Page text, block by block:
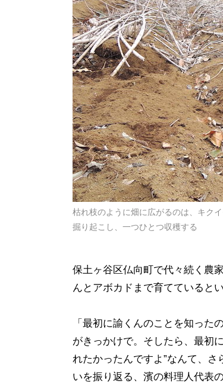
枯れ枝のように畑に広がるのは、キク
掘り起こし、一つひとつ収穫する
保土ヶ谷区仏向町で代々続く農
んとアボカドまで育てていると
「最初に諭くんのことを知っ
がきっかけで。そしたら、最初
れたかったんですよ”なんて、
いを振り返る、濱の料理人代表